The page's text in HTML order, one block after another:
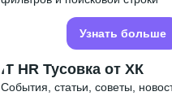
Узнать больше
IT HR Тусовка от ХК
События, статьи, советы,